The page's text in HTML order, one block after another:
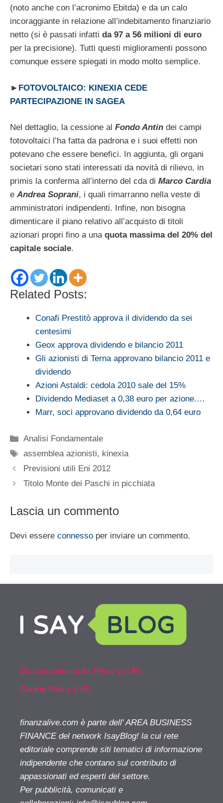
(noto anche con l’acronimo Ebitda) e da un calo
incoraggiante in relazione all’indebitamento finanziario
netto (si è passati infatti da 97 a 56 milioni di euro
per la precisione). Tutti questi miglioramenti possono
comunque essere spiegati in modo molto semplice.
► FOTOVOLTAICO: KINEXIA CEDE
PARTECIPAZIONE IN SAGEA
Nel dettaglio, la cessione al Fondo Antin dei campi
fotovoltaici l’ha fatta da padrona e i suoi effetti non
potevano che essere benefici. In aggiunta, gli organi
societari sono stati interessati da novità di rilievo, in
primis la conferma all’interno del cda di Marco Cardia
e Andrea Soprani, i quali rimarranno nella veste di
amministratori indipendenti. Infine, non bisogna
dimenticare il piano relativo all’acquisto di titoli
azionari propri fino a unaquota massima del 20% del
capitale sociale.
Related Posts:
Conafi Prestitò approva il dividendo da sei
centesimi
Geox approva dividendo e bilancio 2011
Gli azionisti di Terna approvano bilancio 2011 e
dividendo
Azioni Astaldi: cedola 2010 sale del 15%
Dividendo Mediaset a 0,38 euro per azione.…
Marr, soci approvano dividendo da 0,64 euro
Categorie
Analisi Fondamentale
Tag
assemblea azionisti, kinexia
Previsioni utili Eni 2012
Titolo Monte dei Paschi in picchiata
Lascia un commento
Devi essere connesso per inviare un commento.
Dichiarazione sulla Privacy (UE)
Cookie Policy (UE)
finanzalive.com è parte dell' AREA BUSINESS
FINANCE del network IsayBlog! la cui rete
editoriale comprende siti tematici di informazione
indipendente che contano sul contributo di
appassionati ed esperti del settore.
Per pubblicità, comunicati e